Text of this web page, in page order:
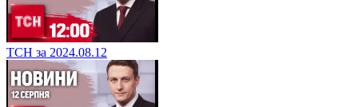
ТСН за 2024.08.12